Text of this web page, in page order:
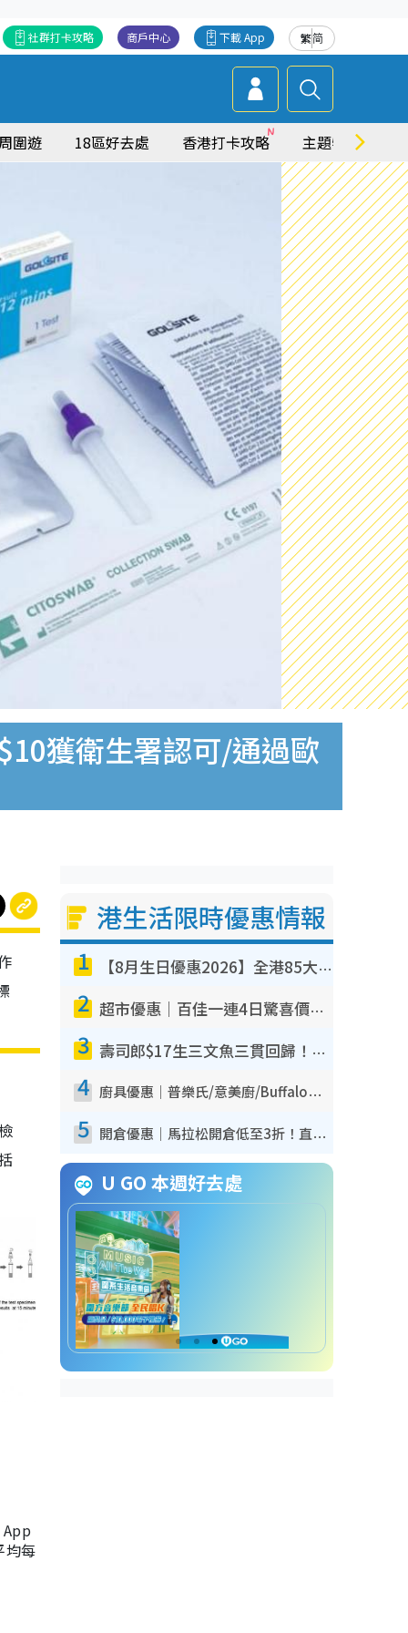
繁简
下載 App
商戶中心
社群打卡攻略
圍遊 18區好去處 香港打卡攻略 主題特集
獲衛生署認可/通過歐
均每
港生活限時優惠情報
1 【8月生日優惠2026】全港85大食買玩著數攻略 自助餐/火鍋放題同行免費＋誠品/DONKI送現金券
2 超市優惠｜百佳一連4日驚喜價低至64折 精選貨品$6.5起！指定周末分店免費試食+送$20現金券
3 壽司郎$17生三文魚三貫回歸！8月期間限定創業祭 $10白碟優惠／$12大切長鰭大吞拿魚腩
4 廚具優惠｜普樂氏/意美廚/Buffalo廚具低至3折！$89起買煎鍋／炒鑊／個人鍋 同場小家電激減至$99起
5 開倉優惠｜馬拉松開倉低至3折！直擊$99起買adidas／New Balance／Puma鞋款 STANLEY保溫杯劈價至$119起
U GO 本週好去處